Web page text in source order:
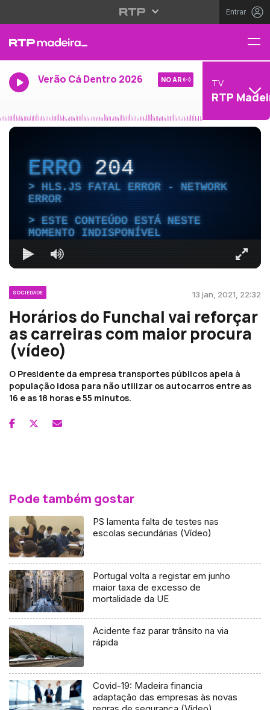
Entrar
Verão Cá Dentro 2026 NO AR TV
RTP
ERRO204
HLS.JS FATAL ERROR - NETWORK
ERROR
ESTE CONTEÚDO ESTÁ NESTE
MOMENTO INDISPONÍVEL
SOCIEDADE 13 jan, 2021, 22:32
Horários do Funchal vai reforçar
as carreiras com maior procura
(vídeo)
O Presidente da empresa transportes públicos apela à
população idosa para não utilizar os autocarros entre as
16 e as 18 horas e 55 minutos.
Pode também gostar
PS lamenta falta de testes nas
escolas secundárias (Vídeo)
Portugal volta a registar em junho
maior taxa de excesso de
mortalidade da UE
Acidente faz parar trânsito na via
rápida
Covid-19: Madeira financia
adaptação das empresas às novas